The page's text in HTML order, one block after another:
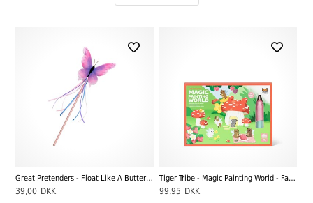
Great Pretenders - Float Like A Butterfly Wand
39,00 DKK
Tiger Tribe - Magic Painting World - Fairy Friends
99,95 DKK